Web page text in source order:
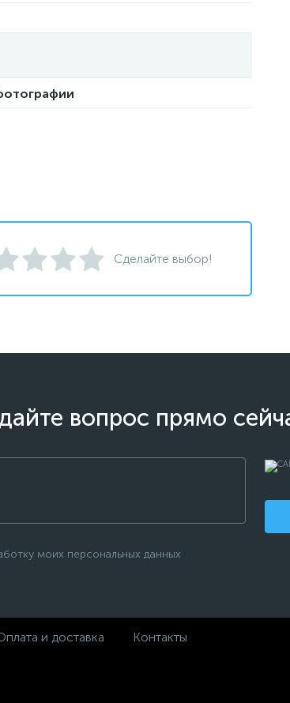
Сделайте выбор!
вопрос прямо
моих персональных данных
и доставка Контакты